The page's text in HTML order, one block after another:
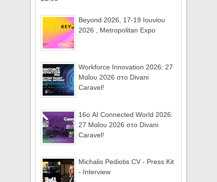
Beyond 2026, 17-19 Ιουνίου
2026 , Metropolitan Expo
Workforce Innovation 2026: 27
Μαΐου 2026 στο Divani
Caravel!
16ο AI Connected World 2026:
27 Μαΐου 2026 στο Divani
Caravel!
Michalis Pediotis CV - Press Kit
- Interview